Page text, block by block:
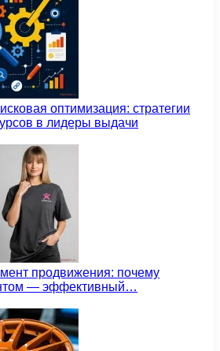
оптимизация: стратегии
в лидеры выдачи
продвижения: почему
— эффективный…